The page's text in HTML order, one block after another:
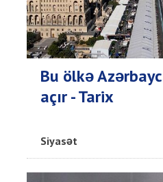
Bu ölkə
açır - Tarix
Siyasət